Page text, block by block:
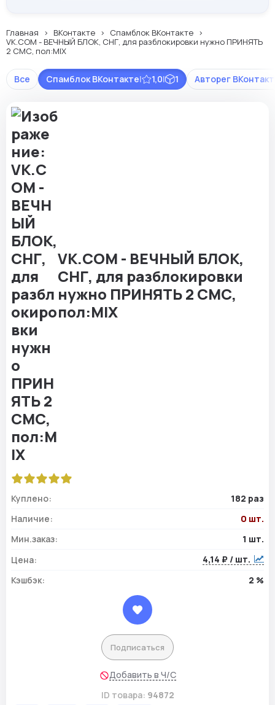
Главная ВКонтакте
Спамблок ВКонтакте
VK.COM - ВЕЧНЫЙ БЛОК, СНГ, для разблокировки нужно ПРИНЯТЬ
2 СМС, пол:MIX
Все Авторег
Спамблок ВКонтакте| 1,0| 1
VK.COM - ВЕЧНЫЙ БЛОК,
СНГ, для разблокировки
нужно ПРИНЯТЬ 2 СМС,
пол:MIX
Куплено:
182 раз
Наличие:
0 шт.
Мин.заказ:
1 шт.
Цена:
4,14 ₽ / шт.
Кэшбэк:
2 %
Подписаться
Добавить в Ч/С
ID товара: 94872